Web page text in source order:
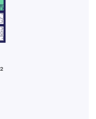
2